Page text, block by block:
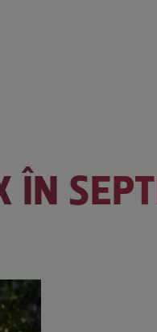
ÎN